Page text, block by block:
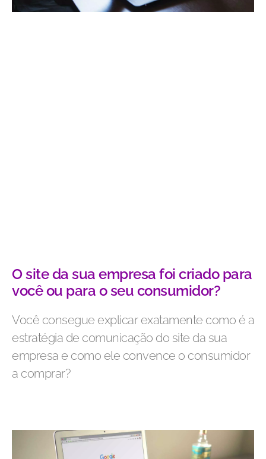
O site da sua empresa foi criado para
você ou para o seu consumidor?
Você consegue explicar exatamente como é a
estratégia de comunicação do site da sua
empresa e como ele convence o consumidor
a comprar?